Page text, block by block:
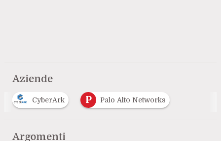
Aziende
CyberArk P Palo Alto Networks
Argomenti